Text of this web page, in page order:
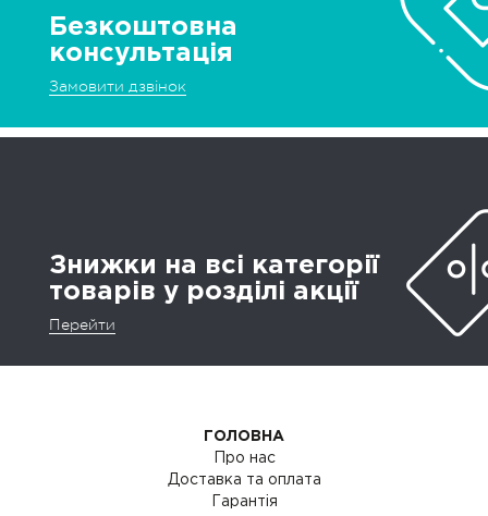
Безкоштовна
консультація
Замовити дзвінок
Знижки на всі категорії
товарів у розділі акції
Перейти
ГОЛОВНА
Про нас
Доставка та оплата
Гарантія